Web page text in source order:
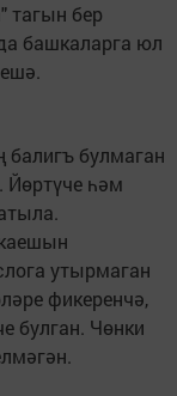
тагын бер
башкаларга юл
булмаган
Йөртүче һәм
утырмаган
фикеренчә,
булган. Чөнки